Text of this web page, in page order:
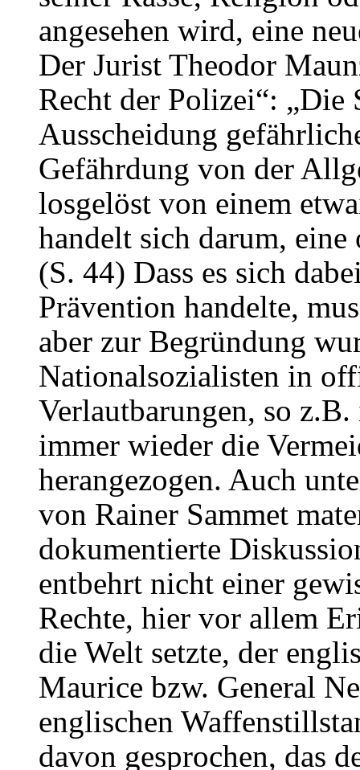
angesehen wird, eine
Der Jurist Theodor
Recht der Polizei“:
Ausscheidung
Gefährdung von der
losgelöst von einem
handelt sich darum,
(S. 44) Dass es sich
Prävention handelte,
aber zur Begründung
Nationalsozialisten in
Verlautbarungen, so
immer wieder die
herangezogen. Auch
von Rainer Sammet
dokumentierte
entbehrt nicht einer
Rechte, hier vor allem
die Welt setzte, der
Maurice bzw. General
englischen
davon gesprochen, das